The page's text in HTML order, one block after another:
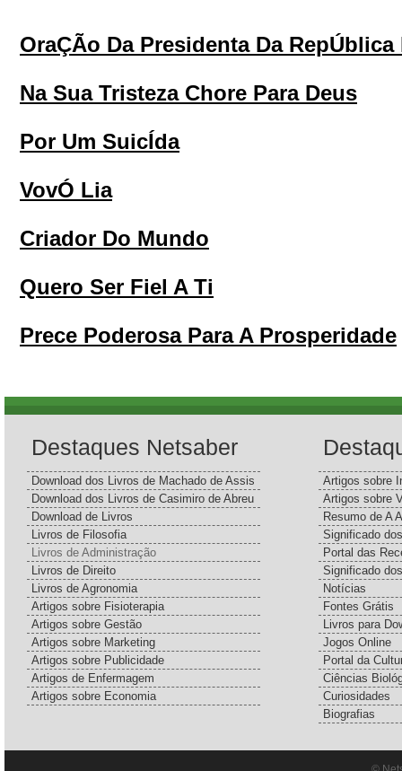
OraÇÃo Da Presidenta Da
Na Sua Tristeza Chore Para Deus
Por Um SuicÍda
VovÓ Lia
Criador Do Mundo
Quero Ser Fiel A Ti
Prece Poderosa Para A Prosperidade
Destaques Netsaber
Download dos Livros de Machado de Assis
Download dos Livros de Casimiro de Abreu
Download de Livros
Livros de Filosofia
Livros de Administração
Livros de Direito
Livros de Agronomia
Artigos sobre Fisioterapia
Artigos sobre Gestão
Artigos sobre Marketing
Artigos sobre Publicidade
Artigos de Enfermagem
Artigos sobre Economia
Artigos sobre
Artigos sobre
Resumo de A
Significado
Portal das
Significado
Notícias
Fontes Grátis
Livros para
Jogos Online
Portal da
Ciências
Curiosidades
Biografias